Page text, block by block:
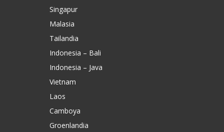
Singapur
Malasia
Tailandia
Indonesia – Bali
Indonesia – Java
Vietnam
Laos
Camboya
Groenlandia